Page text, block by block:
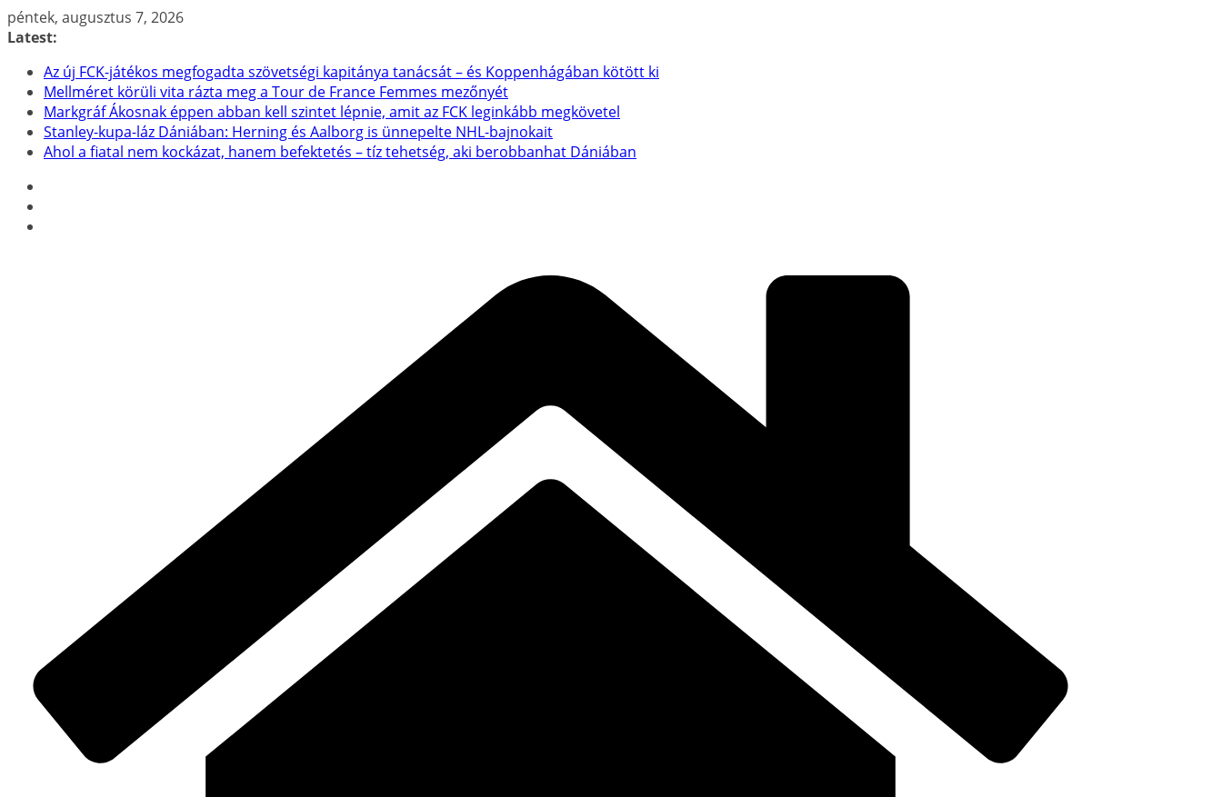
Skip
to
péntek, augusztus 7, 2026
Latest:
Az új FCK-játékos megfogadta szövetségi kapitánya tanácsát – és Koppenhágában kötött ki
Mellméret körüli vita rázta meg a Tour de France Femmes mezőnyét
Markgráf Ákosnak éppen abban kell szintet lépnie, amit az FCK leginkább megkövetel
Stanley-kupa-láz Dániában: Herning és Aalborg is ünnepelte NHL-bajnokait
Ahol a fiatal nem kockázat, hanem befektetés – tíz tehetség, aki berobbanhat Dániában